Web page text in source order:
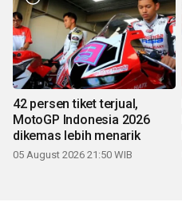
42 persen tiket terjual,
MotoGP Indonesia 2026
dikemas lebih menarik
05 August 2026 21:50 WIB